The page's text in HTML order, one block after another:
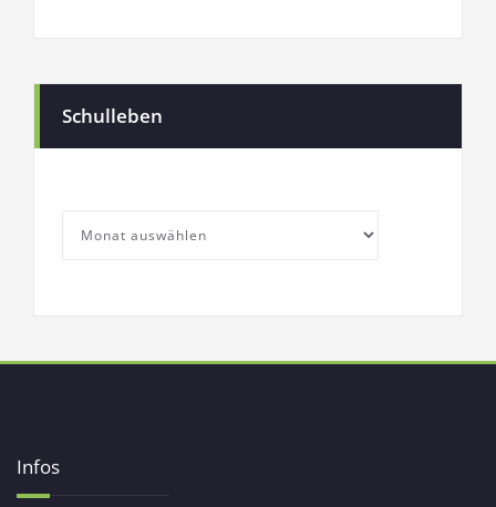
Schulleben
Infos